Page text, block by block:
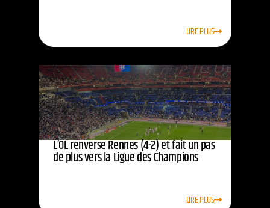
LIRE PLUS
L’OL renverse Rennes (4-2) et fait un pas
de plus vers la Ligue des Champions
LIRE PLUS